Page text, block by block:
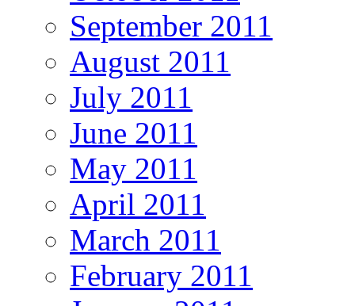
September 2011
August 2011
July 2011
June 2011
May 2011
April 2011
March 2011
February 2011